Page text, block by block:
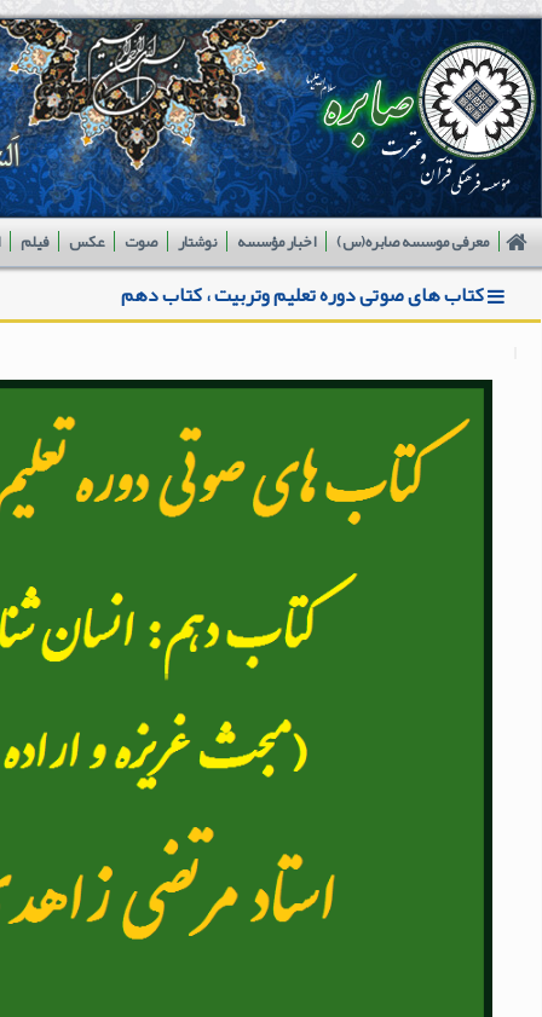
معرفی موسسه صابره(س) اخبار مؤسسه نوشتار صوت عکس فیلم
کتاب های صوتی دوره تعلیم وتربیت ، کتاب دهم